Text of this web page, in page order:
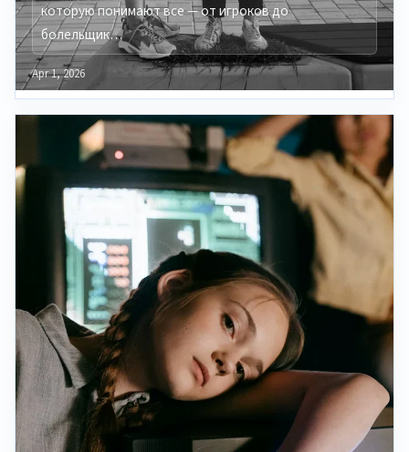
которую понимают все — от игроков до
болельщик…
Apr 1, 2026